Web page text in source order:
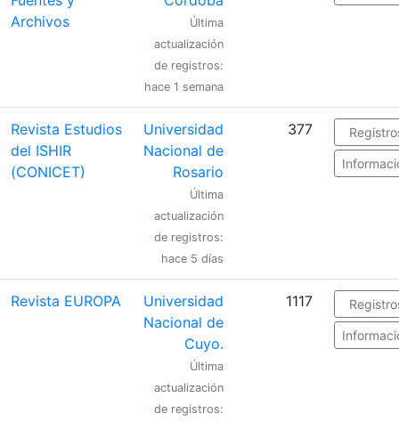
Archivos
Última
actualización
de registros:
hace 1 semana
Revista Estudios
del ISHIR
(CONICET)
Universidad
Nacional de
Rosario
Última
actualización
de registros:
hace 5 días
377
Revista EUROPA
Universidad
Nacional de
Cuyo.
Última
actualización
de registros:
1117